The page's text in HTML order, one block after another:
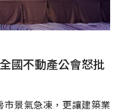
國不動產公會怒批
景氣急凍，更讓建築業